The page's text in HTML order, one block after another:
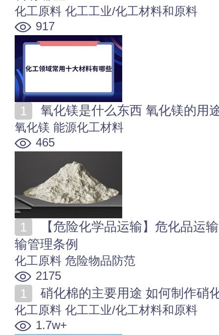
化工原料 化工工业/化工材料和原料
917
氧化镁是什么东西 氧化镁的用
氧化镁 能源化工材料
465
输管理条例
化工原料 危险物品防范
2175
硝化棉的主要用途 如何制作硝
化工原料 化工工业/化工材料和原料
1.7w+